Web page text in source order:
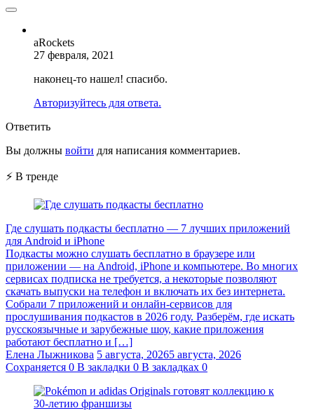
aRockets
27 февраля, 2021
наконец-то нашел! спасибо.
Авторизуйтесь для ответа.
Ответить
Вы должны войти для написания комментариев.
⚡ В тренде
Где слушать подкасты бесплатно — 7 лучших приложений
для Android и iPhone
Подкасты можно слушать бесплатно в браузере или
приложении — на Android, iPhone и компьютере. Во многих
сервисах подписка не требуется, а некоторые позволяют
скачать выпуски на телефон и включать их без интернета.
Собрали 7 приложений и онлайн-сервисов для
прослушивания подкастов в 2026 году. Разберём, где искать
русскоязычные и зарубежные шоу, какие приложения
работают бесплатно и […]
Елена Лыжникова 5 августа, 20265 августа, 2026
Сохраняется 0 В закладки 0 В закладках 0